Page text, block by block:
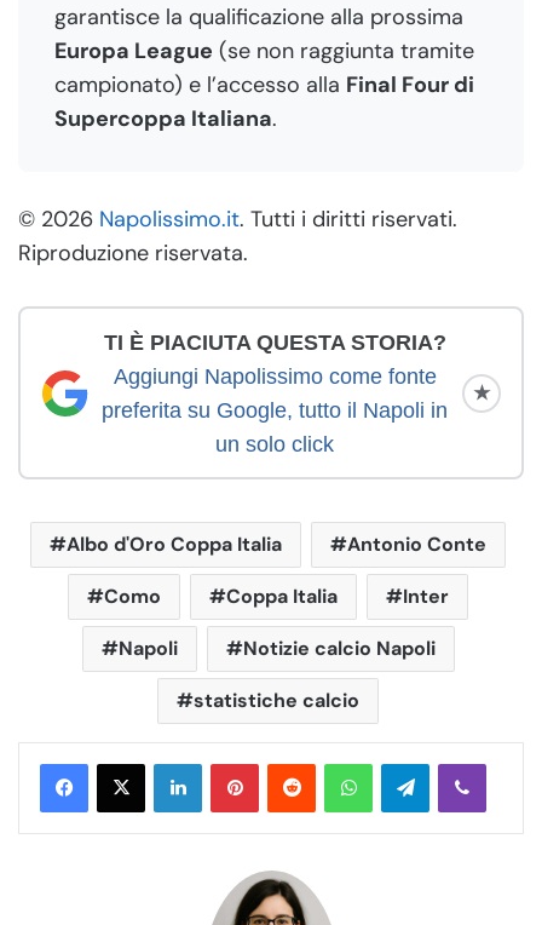
garantisce la qualificazione alla prossima
Europa League (se non raggiunta tramite
campionato) e l’accesso alla Final Four di
Supercoppa Italiana.
© 2026 Napolissimo.it. Tutti i diritti riservati.
Riproduzione riservata.
TI È PIACIUTA QUESTA STORIA?
Aggiungi Napolissimo come fonte
preferita su Google, tutto il Napoli in
un solo click
★
Albo d'Oro Coppa Italia Antonio Conte
Como Coppa Italia Inter
Napoli Notizie calcio Napoli
statistiche calcio
WhatsApp Telegram